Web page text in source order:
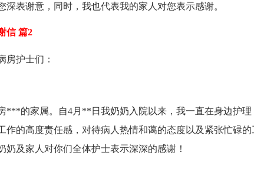
深表谢意，同时，我也代表我的家人对您表示感谢。
信 篇2
房护士们：
***的家属。自4月**日我奶奶入院以来，我一直在身边护
作的高度责任感，对待病人热情和蔼的态度以及紧张忙碌
奶及家人对你们全体护士表示深深的感谢！